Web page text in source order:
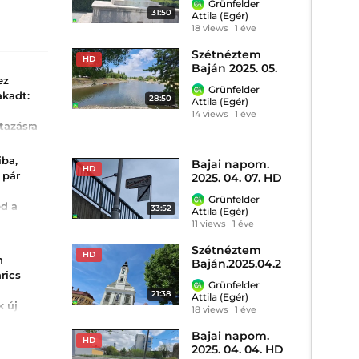
pár
a
aszály
új
31:50
Grünfelder
Attila (Egér)
18 views 1 éve
HD
28:50
Szétnéztem
Baján 2025. 05.
18. HD
Grünfelder
Attila (Egér)
14 views 1 éve
HD
33:52
Bajai napom.
2025. 04. 07. HD
Grünfelder
Attila (Egér)
11 views 1 éve
HD
21:38
Szétnéztem
Baján.2025.04.2
0.HD
Grünfelder
Attila (Egér)
18 views 1 éve
HD
Bajai napom.
2025. 04. 04. HD